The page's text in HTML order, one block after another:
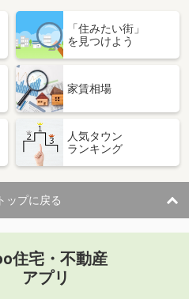
目
万円
県岡山市北区大和町１丁目
円
丁目
「住みたい街」
を見つけよう
家賃相場
人気タウン
ランキング
ップに戻る
住宅・不動産
アプリ